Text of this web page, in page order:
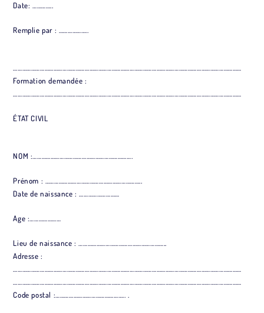
Date: …………..
Remplie par : ………………..
………………………………………………………………………………………………………………………………………
Formation demandée :
………………………………………………………………………………………………………………………………………
ÉTAT CIVIL
NOM :………………………………………………………….
Prénom : ………………………………………………………..
Date de naissance : ………………………
Age :…………………
Lieu de naissance : …………………………………………………..
Adresse :
………………………………………………………………………………………………………………………………………
………………………………………………………………………………………………………………………………………
Code postal :……………………………………….. .